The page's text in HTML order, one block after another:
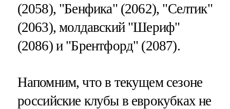
(2058), "Бенфика" (2062), "Селтик"
(2063), молдавский "Шериф"
(2086) и "Брентфорд" (2087).
Напомним, что в текущем сезоне
российские клубы в еврокубках не